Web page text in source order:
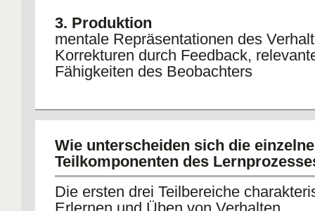
3. Produktion
mentale Repräsentationen des
Korrekturen durch Feedback,
Fähigkeiten des Beobachters
äußere Anreize oder Verstärker,
Selbstverstärkung oder durch
Beobachters
Wie unterscheiden sich die
Teilkomponenten des
Die ersten drei Teilbereiche